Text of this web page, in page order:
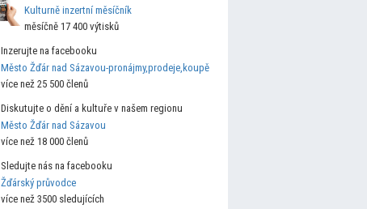
Kulturně inzertní měsíčník
měsíčně 17 400 výtisků
Inzerujte na facebooku
Město Žďár nad Sázavou-pronájmy,prodeje,koupě
více než 25 500 členů
Diskutujte o dění a kultuře v našem regionu
Město Žďár nad Sázavou
více než 18 000 členů
Sledujte nás na facebooku
Žďárský průvodce
více než 3500 sledujících